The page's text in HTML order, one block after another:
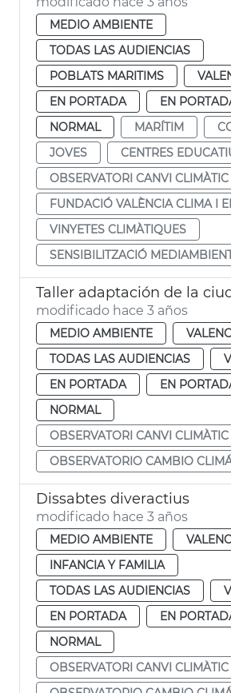
MEDIO AMBIENTE
TODAS LAS AUDIENCIAS
POBLATS MARITIMS
EN PORTADA
EN
NORMAL
MARÍTIM
JOVES
CENTRES
OBSERVATORI CANVI CLIMÀTIC
FUNDACIÓ VALÈNCIA CLIMA I
VINYETES CLIMÀTIQUES
SENSIBILITZACIÓ
modificado hace 3 años
MEDIO AMBIENTE
TODAS LAS AUDIENCIAS
EN PORTADA
EN
NORMAL
OBSERVATORI CANVI CLIMÀTIC
OBSERVATORIO CAMBIO
Dissabtes diveractius
modificado hace 3 años
MEDIO AMBIENTE
INFANCIA Y FAMILIA
TODAS LAS AUDIENCIAS
EN PORTADA
EN
NORMAL
OBSERVATORI CANVI CLIMÀTIC